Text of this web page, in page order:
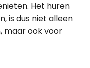
Het huren
is dus niet alleen
maar ook voor